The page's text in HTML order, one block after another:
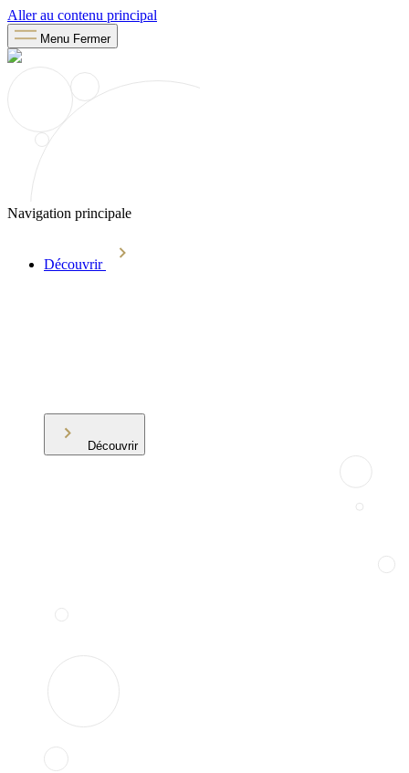
Aller au contenu principal
Menu Fermer
Navigation principale
Découvrir
Découvrir